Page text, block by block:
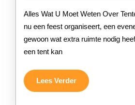
Verkoop:
Tips
Voor
Kopen
Van
Alles Wat U Moet Weten Over Tenten Verkoop Of u
nu een feest organiseert, een
gewoon wat extra ruimte nodig
een tent kan
Lees VerderLees
Verder